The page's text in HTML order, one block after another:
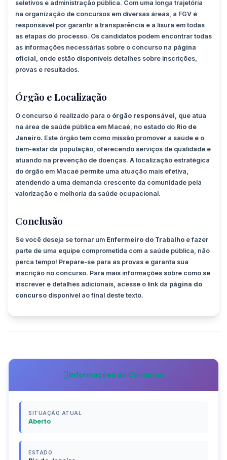
seletivos e administração pública. Com uma longa trajetória
na organização de concursos em diversas áreas, a FGV é
responsável por garantir a transparência e a lisura em todas
as etapas do processo. Os candidatos podem encontrar todas
as informações necessárias sobre o concurso na página
oficial, onde estão disponíveis detalhes sobre inscrições,
provas e resultados.
Órgão e Localização
O concurso é realizado para o órgão responsável, que atua
na área de saúde pública em Macaé, no estado do Rio de
Janeiro. Este órgão tem como missão promover a saúde e o
bem-estar da população, oferecendo serviços de qualidade e
atuando na prevenção de doenças. A localização estratégica
do órgão em Macaé permite uma atuação mais efetiva,
atendendo a uma demanda crescente da comunidade pela
valorização e melhoria da saúde ocupacional.
Conclusão
Se você deseja se tornar um Enfermeiro do Trabalho e fazer
parte de uma equipe comprometida com a saúde pública, não
perca tempo! Prepare-se para as provas e garanta sua
inscrição no concurso. Para mais informações sobre como se
inscrever e detalhes adicionais, acesse o link da página do
concurso disponível ao final deste texto.
Informações do Concurso
SITUAÇÃO ATUAL
Aberto
ESTADO